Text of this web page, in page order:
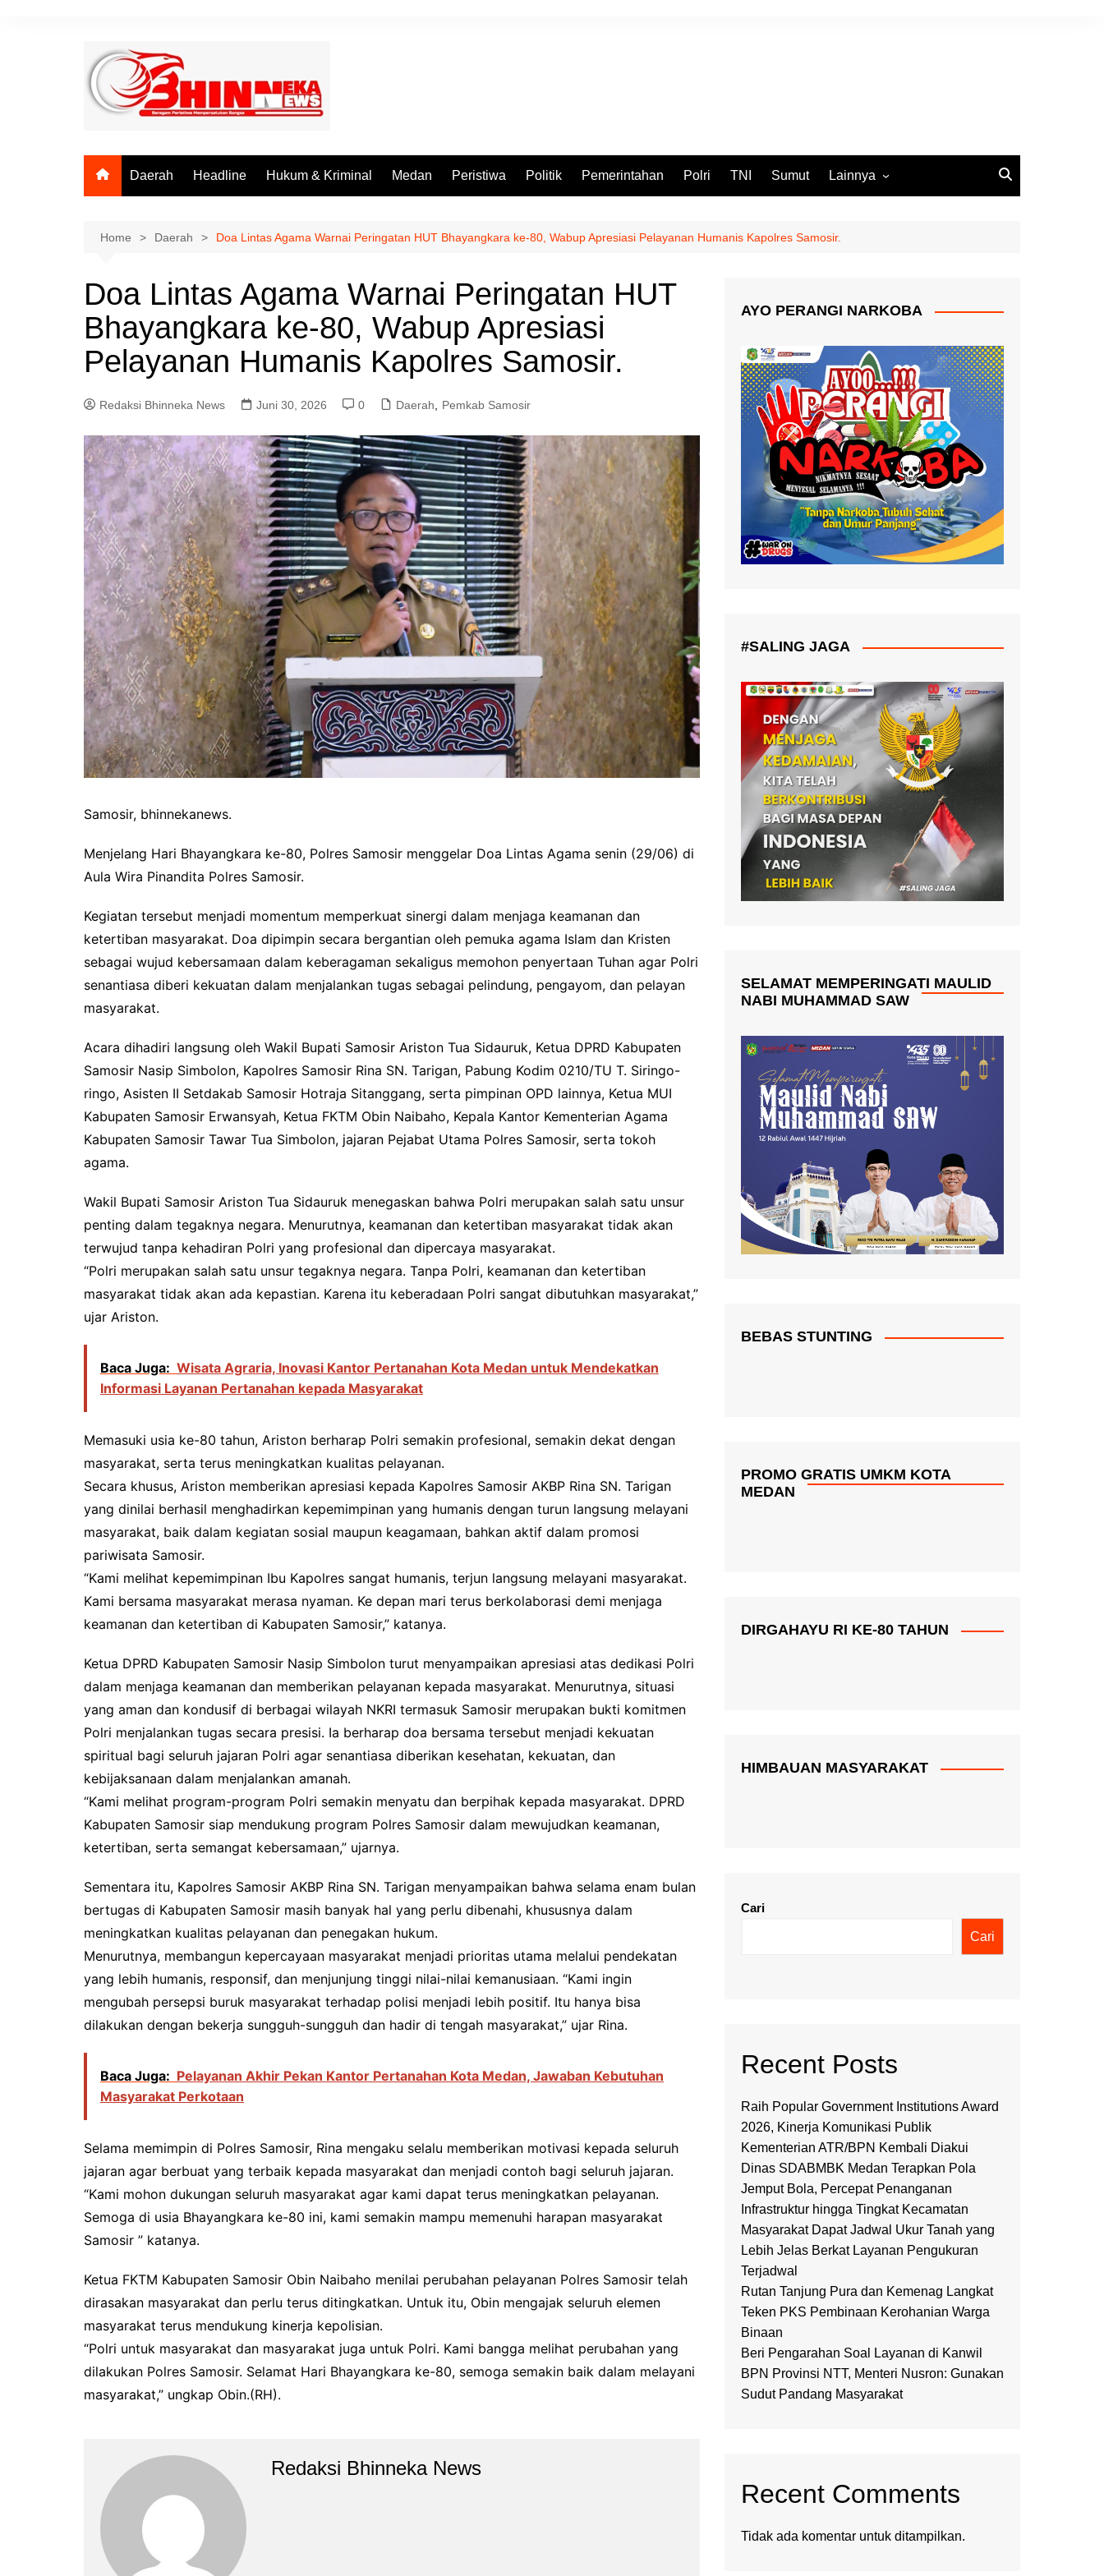
Daerah Headline Hukum & Kriminal Medan Peristiwa Politik Pemerintahan Polri TNI Sumut Lainnya
Ekbis
Home Daerah Doa Lintas Agama Warnai Peringatan HUT Bhayangkara ke-80, Wabup Apresiasi Pelayanan Humanis Kapolres Samosir.
Doa Lintas Agama Warnai Peringatan HUT
Bhayangkara ke-80, Wabup Apresiasi
Pelayanan Humanis Kapolres Samosir.
Redaksi Bhinneka News Juni 30, 2026 0 Daerah Pemkab Samosir
Samosir, bhinnekanews.
Menjelang Hari Bhayangkara ke-80, Polres Samosir menggelar Doa Lintas Agama senin (29/06) di
Aula Wira Pinandita Polres Samosir.
Kegiatan tersebut menjadi momentum memperkuat sinergi dalam menjaga keamanan dan
ketertiban masyarakat. Doa dipimpin secara bergantian oleh pemuka agama Islam dan Kristen
sebagai wujud kebersamaan dalam keberagaman sekaligus memohon penyertaan Tuhan agar Polri
senantiasa diberi kekuatan dalam menjalankan tugas sebagai pelindung, pengayom, dan pelayan
masyarakat.
Acara dihadiri langsung oleh Wakil Bupati Samosir Ariston Tua Sidauruk, Ketua DPRD Kabupaten
Samosir Nasip Simbolon, Kapolres Samosir Rina SN. Tarigan, Pabung Kodim 0210/TU T. Siringo-
ringo, Asisten II Setdakab Samosir Hotraja Sitanggang, serta pimpinan OPD lainnya, Ketua MUI
Kabupaten Samosir Erwansyah, Ketua FKTM Obin Naibaho, Kepala Kantor Kementerian Agama
Kabupaten Samosir Tawar Tua Simbolon, jajaran Pejabat Utama Polres Samosir, serta tokoh
agama.
Wakil Bupati Samosir Ariston Tua Sidauruk menegaskan bahwa Polri merupakan salah satu unsur
penting dalam tegaknya negara. Menurutnya, keamanan dan ketertiban masyarakat tidak akan
terwujud tanpa kehadiran Polri yang profesional dan dipercaya masyarakat.
“Polri merupakan salah satu unsur tegaknya negara. Tanpa Polri, keamanan dan ketertiban
masyarakat tidak akan ada kepastian. Karena itu keberadaan Polri sangat dibutuhkan masyarakat,”
ujar Ariston.
Baca Juga: Wisata Agraria, Inovasi Kantor Pertanahan Kota Medan untuk Mendekatkan
Informasi Layanan Pertanahan kepada Masyarakat
Memasuki usia ke-80 tahun, Ariston berharap Polri semakin profesional, semakin dekat dengan
masyarakat, serta terus meningkatkan kualitas pelayanan.
Secara khusus, Ariston memberikan apresiasi kepada Kapolres Samosir AKBP Rina SN. Tarigan
yang dinilai berhasil menghadirkan kepemimpinan yang humanis dengan turun langsung melayani
masyarakat, baik dalam kegiatan sosial maupun keagamaan, bahkan aktif dalam promosi
pariwisata Samosir.
“Kami melihat kepemimpinan Ibu Kapolres sangat humanis, terjun langsung melayani masyarakat.
Kami bersama masyarakat merasa nyaman. Ke depan mari terus berkolaborasi demi menjaga
keamanan dan ketertiban di Kabupaten Samosir,” katanya.
Ketua DPRD Kabupaten Samosir Nasip Simbolon turut menyampaikan apresiasi atas dedikasi Polri
dalam menjaga keamanan dan memberikan pelayanan kepada masyarakat. Menurutnya, situasi
yang aman dan kondusif di berbagai wilayah NKRI termasuk Samosir merupakan bukti komitmen
Polri menjalankan tugas secara presisi. Ia berharap doa bersama tersebut menjadi kekuatan
spiritual bagi seluruh jajaran Polri agar senantiasa diberikan kesehatan, kekuatan, dan
kebijaksanaan dalam menjalankan amanah.
“Kami melihat program-program Polri semakin menyatu dan berpihak kepada masyarakat. DPRD
Kabupaten Samosir siap mendukung program Polres Samosir dalam mewujudkan keamanan,
ketertiban, serta semangat kebersamaan,” ujarnya.
Sementara itu, Kapolres Samosir AKBP Rina SN. Tarigan menyampaikan bahwa selama enam bulan
bertugas di Kabupaten Samosir masih banyak hal yang perlu dibenahi, khususnya dalam
meningkatkan kualitas pelayanan dan penegakan hukum.
Menurutnya, membangun kepercayaan masyarakat menjadi prioritas utama melalui pendekatan
yang lebih humanis, responsif, dan menjunjung tinggi nilai-nilai kemanusiaan. “Kami ingin
mengubah persepsi buruk masyarakat terhadap polisi menjadi lebih positif. Itu hanya bisa
dilakukan dengan bekerja sungguh-sungguh dan hadir di tengah masyarakat,” ujar Rina.
Baca Juga: Pelayanan Akhir Pekan Kantor Pertanahan Kota Medan, Jawaban Kebutuhan
Masyarakat Perkotaan
Selama memimpin di Polres Samosir, Rina mengaku selalu memberikan motivasi kepada seluruh
jajaran agar berbuat yang terbaik kepada masyarakat dan menjadi contoh bagi seluruh jajaran.
“Kami mohon dukungan seluruh masyarakat agar kami dapat terus meningkatkan pelayanan.
Semoga di usia Bhayangkara ke-80 ini, kami semakin mampu memenuhi harapan masyarakat
Samosir ” katanya.
Ketua FKTM Kabupaten Samosir Obin Naibaho menilai perubahan pelayanan Polres Samosir telah
dirasakan masyarakat dan perlu terus ditingkatkan. Untuk itu, Obin mengajak seluruh elemen
masyarakat terus mendukung kinerja kepolisian.
“Polri untuk masyarakat dan masyarakat juga untuk Polri. Kami bangga melihat perubahan yang
dilakukan Polres Samosir. Selamat Hari Bhayangkara ke-80, semoga semakin baik dalam melayani
masyarakat,” ungkap Obin.(RH).
Redaksi Bhinneka News
AYO PERANGI NARKOBA
#SALING JAGA
SELAMAT MEMPERINGATI MAULID
NABI MUHAMMAD SAW
BEBAS STUNTING
PROMO GRATIS UMKM KOTA
MEDAN
DIRGAHAYU RI KE-80 TAHUN
HIMBAUAN MASYARAKAT
Cari
Cari
Recent Posts
Raih Popular Government Institutions Award
2026, Kinerja Komunikasi Publik
Kementerian ATR/BPN Kembali Diakui
Dinas SDABMBK Medan Terapkan Pola
Jemput Bola, Percepat Penanganan
Infrastruktur hingga Tingkat Kecamatan
Masyarakat Dapat Jadwal Ukur Tanah yang
Lebih Jelas Berkat Layanan Pengukuran
Terjadwal
Rutan Tanjung Pura dan Kemenag Langkat
Teken PKS Pembinaan Kerohanian Warga
Binaan
Beri Pengarahan Soal Layanan di Kanwil
BPN Provinsi NTT, Menteri Nusron: Gunakan
Sudut Pandang Masyarakat
Recent Comments
Tidak ada komentar untuk ditampilkan.